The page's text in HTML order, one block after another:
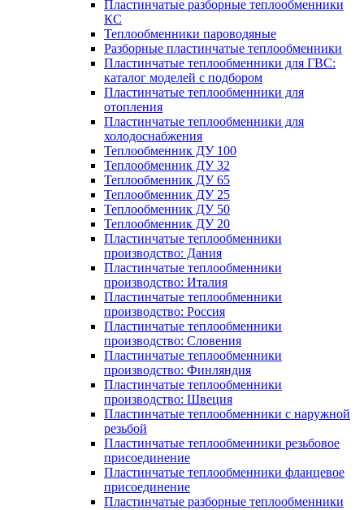
Пластинчатые разборные теплообменники
КC
Теплообменники пароводяные
Разборные пластинчатые теплообменники
Пластинчатые теплообменники для ГВС:
каталог моделей с подбором
Пластинчатые теплообменники для
отопления
Пластинчатые теплообменники для
холодоснабжения
Теплообменник ДУ 100
Теплообменник ДУ 32
Теплообменник ДУ 65
Теплообменник ДУ 25
Теплообменник ДУ 50
Теплообменник ДУ 20
Пластинчатые теплообменники
производство: Дания
Пластинчатые теплообменники
производство: Италия
Пластинчатые теплообменники
производство: Россия
Пластинчатые теплообменники
производство: Словения
Пластинчатые теплообменники
производство: Финляндия
Пластинчатые теплообменники
производство: Швеция
Пластинчатые теплообменники с наружной
резьбой
Пластинчатые теплообменники резьбовое
присоединение
Пластинчатые теплообменники фланцевое
присоединение
Пластинчатые разборные теплообменники